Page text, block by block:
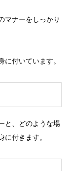
マナーをしっかり
付いています。
と、どのような場
に付きます。